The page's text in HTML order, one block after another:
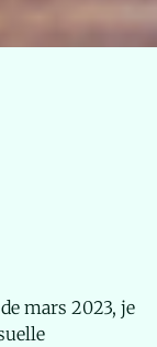
mars 2023, je